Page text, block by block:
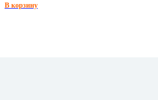
В корзину